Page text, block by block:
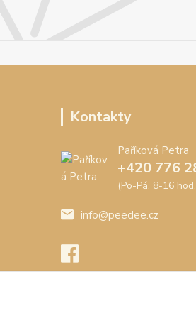
Kontakty
Paříková Petra
+420 776
(Po-Pá, 8-16
info@peedee.cz